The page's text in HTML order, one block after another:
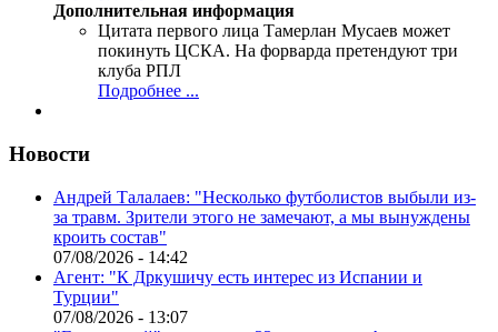
Дополнительная информация
Цитата первого лица Тамерлан Мусаев может
покинуть ЦСКА. На форварда претендуют три
клуба РПЛ
Подробнее ...
Новости
Андрей Талалаев: "Несколько футболистов выбыли из-
за травм. Зрители этого не замечают, а мы вынуждены
кроить состав"
07/08/2026 - 14:42
Агент: "К Дркушичу есть интерес из Испании и
Турции"
07/08/2026 - 13:07